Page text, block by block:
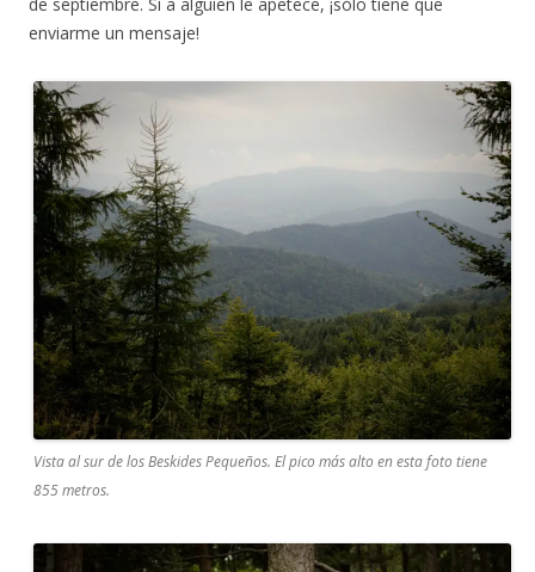
enviarme un mensaje!
Vista al sur de los Beskides Pequeños. El pico más alto en esta foto tiene
855 metros.